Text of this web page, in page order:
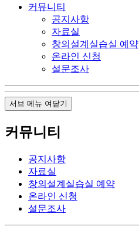
커뮤니티
공지사항
자료실
창의설계실습실 예약
온라인 신청
설문조사
서브 메뉴 여닫기
커뮤니티
공지사항
자료실
창의설계실습실 예약
온라인 신청
설문조사